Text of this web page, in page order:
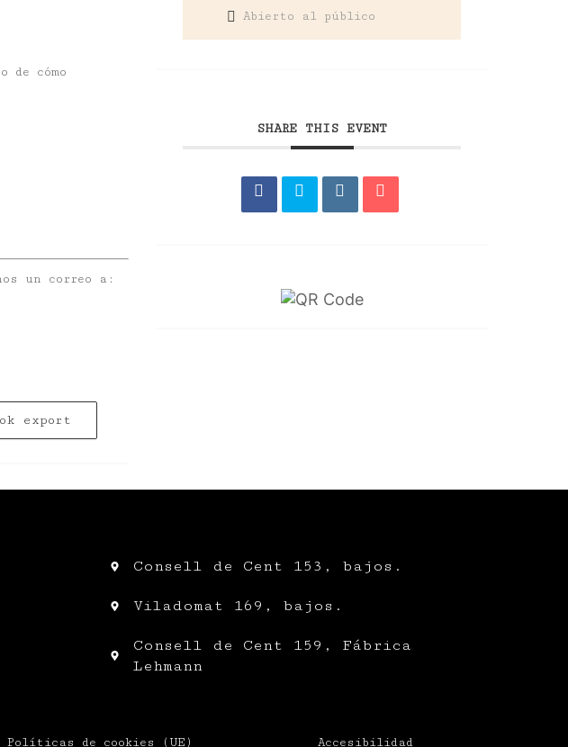
de cómo
un correo a:
export
Abierto al público
SHARE THIS EVENT
Consell de Cent 153, bajos.
Viladomat 169, bajos.
Consell de Cent 159, Fábrica
Lehmann
Políticas de cookies (UE) Accesibilidad